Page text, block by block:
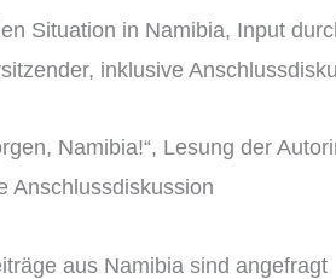
Situation in Namibia, Input
inklusive
Namibia!“, Lesung der
Anschlussdiskussion
aus Namibia sind angefragt